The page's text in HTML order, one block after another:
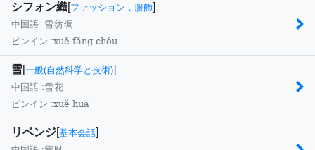
シフォン織[ファッション．服飾]
中国語 :雪纺绸
ピンイン :xuě fǎng chóu
雪[一般(自然科学と技術)]
中国語 :雪花
ピンイン :xuě huā
リベンジ[基本会話]